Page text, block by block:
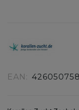
EAN: